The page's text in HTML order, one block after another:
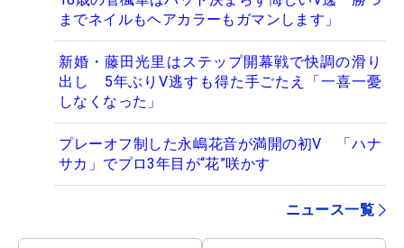
までネイルもヘアカラーもガマンします」
新婚・藤田光里はステップ開幕戦で快調の滑り
出し 5年ぶりV逃すも得た手ごたえ「一喜一憂
しなくなった」
プレーオフ制した永嶋花音が満開の初V 「ハナ
サカ」でプロ3年目が“花”咲かす
ニュース一覧